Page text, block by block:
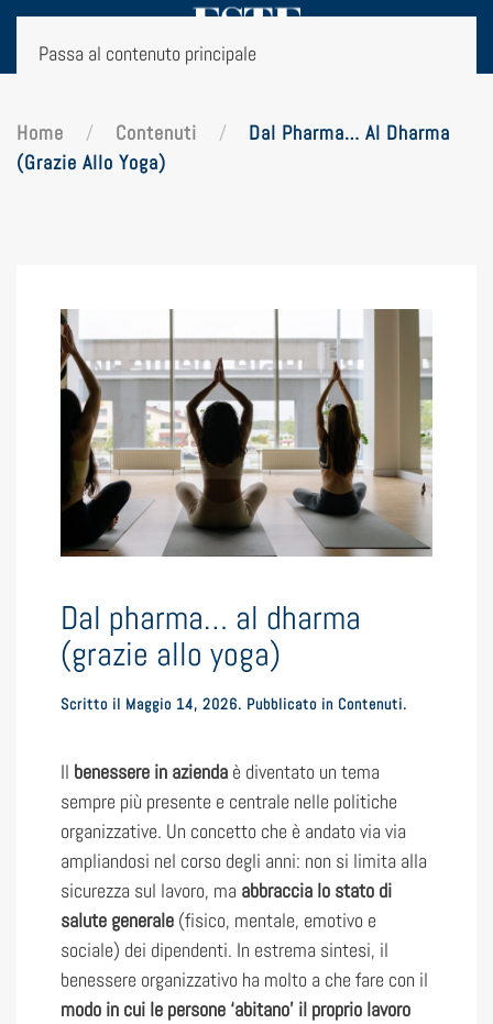
Passa al contenuto principale
Home Contenuti
Dal Pharma… Al Dharma
(grazie Allo Yoga)
Dal pharma… al dharma
(grazie allo yoga)
Scritto il Maggio 14, 2026. Pubblicato in Contenuti.
Il benessere in azienda è diventato un tema
sempre più presente e centrale nelle politiche
organizzative. Un concetto che è andato via via
ampliandosi nel corso degli anni: non si limita alla
sicurezza sul lavoro, ma abbraccia lo stato di
salute generale (fisico, mentale, emotivo e
sociale) dei dipendenti. In estrema sintesi, il
benessere organizzativo ha molto a che fare con il
modo in cui le persone ‘abitano’ il proprio lavoro